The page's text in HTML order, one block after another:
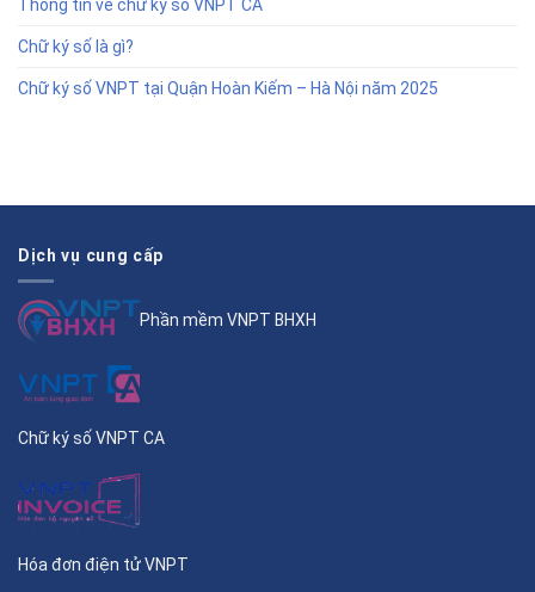
Thông tin về chữ ký số VNPT CA
Chữ ký số là gì?
Chữ ký số VNPT tại Quận Hoàn Kiếm – Hà Nội năm 2025
Dịch vụ cung cấp
Phần mềm VNPT BHXH
Chữ ký số VNPT CA
Hóa đơn điện tử VNPT